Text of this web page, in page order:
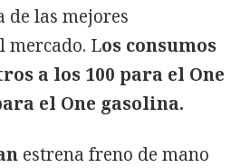
de las mejores
mercado. Los consumos
a los 100 para el One
el One gasolina.
estrena freno de mano